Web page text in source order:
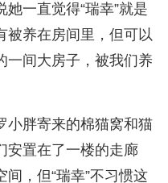
一直觉得“瑞幸”就是
被养在房间里，但可以
一间大房子，被我们养
小胖寄来的棉猫窝和猫
安置在了一楼的走廊
，但“瑞幸”不习惯这